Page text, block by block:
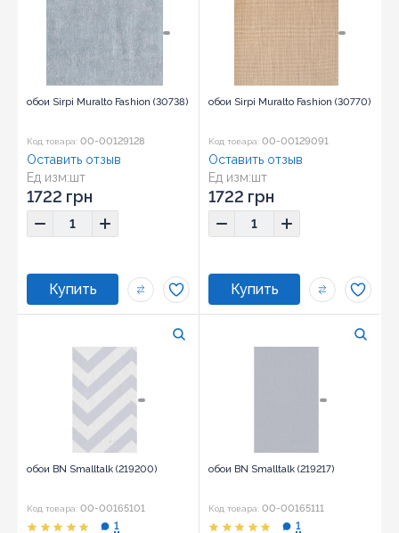
обои Sirpi Muralto Fashion (30738)
Код товара: 00-00129128
Ед изм:шт
Оставить отзыв
1722 грн
обои Sirpi Muralto Fashion (30770)
Код товара: 00-00129091
Ед изм:шт
Оставить отзыв
1722 грн
обои BN Smalltalk (219200)
Код товара: 00-00165101
1
обои BN Smalltalk (219217)
Код товара: 00-00165111
1